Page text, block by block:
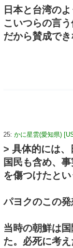
日本と台湾の
こいつらの言
だから賛成で
25: かに星雲(愛知県)
> 具体的には、
国民も含め、
を傷つけたとい
パヨクのこの発
当時の朝鮮は
た。必死に考